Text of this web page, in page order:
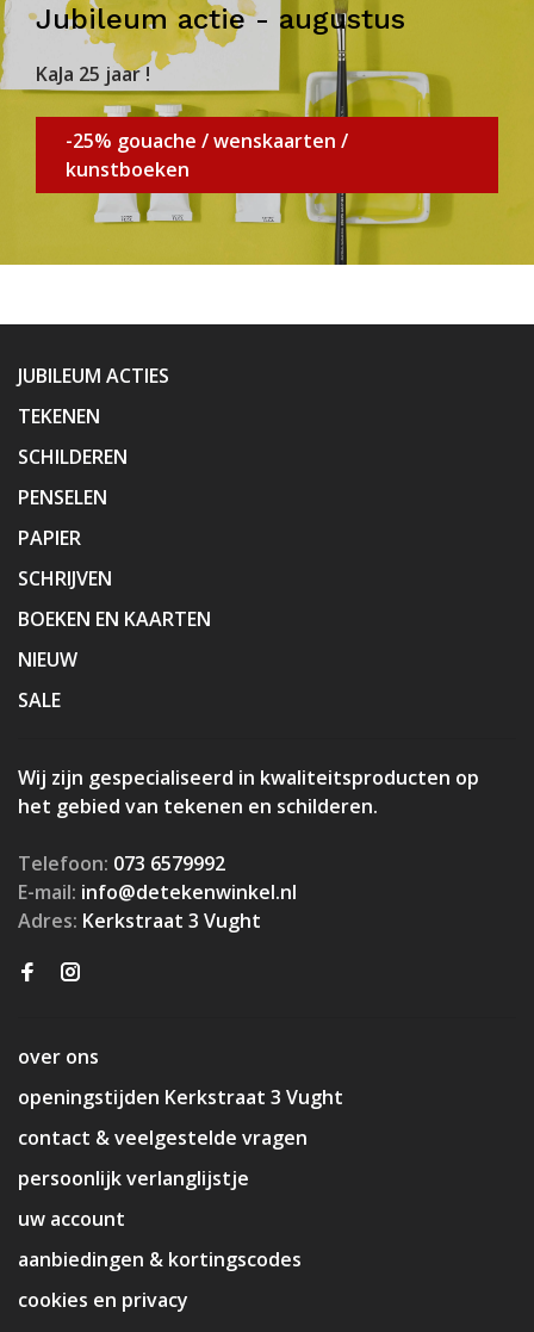
Jubileum actie - augustus
KaJa 25 jaar !
-25% gouache / wenskaarten /
kunstboeken
JUBILEUM ACTIES
TEKENEN
SCHILDEREN
PENSELEN
PAPIER
SCHRIJVEN
BOEKEN EN KAARTEN
NIEUW
SALE
Wij zijn gespecialiseerd in kwaliteitsproducten op
het gebied van tekenen en schilderen.
Telefoon: 073 6579992
E-mail: info@detekenwinkel.nl
Adres: Kerkstraat 3 Vught
over ons
openingstijden Kerkstraat 3 Vught
contact & veelgestelde vragen
persoonlijk verlanglijstje
uw account
aanbiedingen & kortingscodes
cookies en privacy